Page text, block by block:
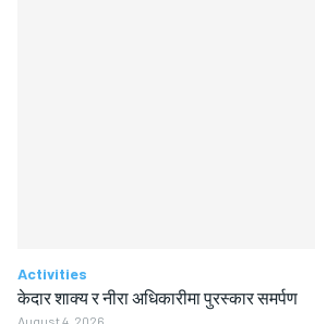
Activities
केदार शाक्य र नीरा अधिकारीमा पुरस्कार समर्पण
August 4, 2026